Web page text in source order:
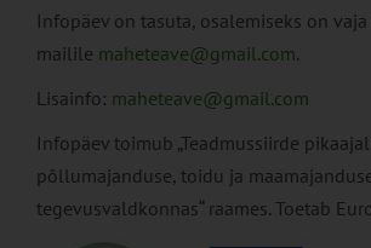
Infopäev on tasuta, osalemiseks on
mailile maheteave@gmail.com.
Lisainfo: maheteave@gmail.com
Infopäev toimub „Teadmussiirde
põllumajanduse, toidu ja
tegevusvaldkonnas“ raames. Toetab